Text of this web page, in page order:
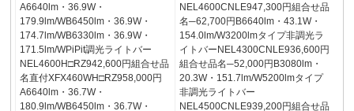
A6640lm・36.9W・
179.9lm/WB6450lm・36.9W・
174.7lm/WB6330lm・36.9W・
171.5lm/WPiPit調光ライトバー
NEL4600H□RZ942,600円組合せ品
名直付XFX460WH□RZ958,000円
A6640lm・36.7W・
180.9lm/WB6450lm・36.7W・
NEL4600CNLE947,300円組合せ品
名─62,700円B6640lm・43.1W・
154.0lm/W3200lmタイプ非調光ラ
イトバーNEL4300CNLE936,600円
組合せ品名─52,000円B3080lm・
20.3W・151.7lm/W5200lmタイプ
非調光ライトバー
NEL4500CNLE939,200円組合せ品